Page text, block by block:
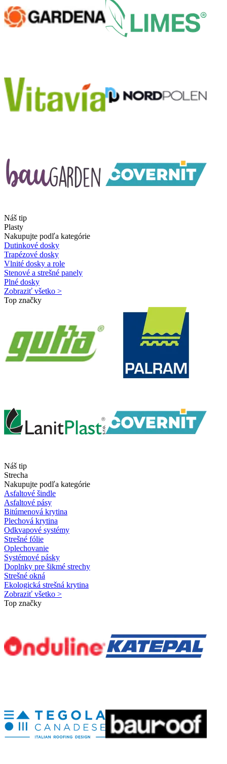
Náš tip
Plasty
Nakupujte podľa kategórie
Dutinkové dosky
Trapézové dosky
Vlnité dosky a role
Stenové a strešné panely
Plné dosky
Zobraziť všetko >
Top značky
Náš tip
Strecha
Nakupujte podľa kategórie
Asfaltové šindle
Asfaltové pásy
Bitúmenová krytina
Plechová krytina
Odkvapové systémy
Strešné fólie
Oplechovanie
Systémové pásky
Doplnky pre šikmé strechy
Strešné okná
Ekologická strešná krytina
Zobraziť všetko >
Top značky